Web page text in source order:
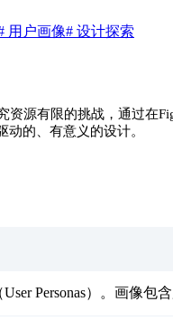
用户画像# 设计探索
资源有限的挑战，通过在
的、有意义的设计。
Personas）。画像包